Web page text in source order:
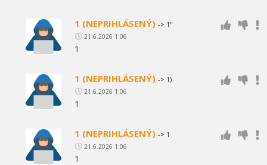
1 (NEPRIHLÁSENÝ) -> 1"
21.6.2026 1:06
1
1 (NEPRIHLÁSENÝ) -> 1)
21.6.2026 1:06
1
1 (NEPRIHLÁSENÝ) -> 1
21.6.2026 1:06
1